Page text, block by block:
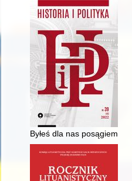
Byłeś dla nas posągiem